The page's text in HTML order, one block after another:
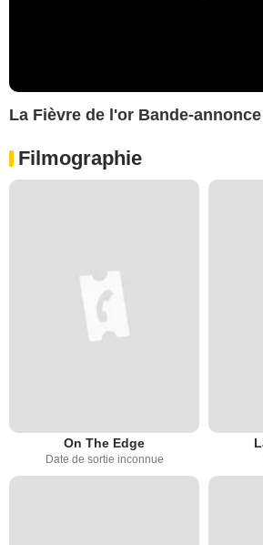
La Fièvre de l'or Bande-
Filmographie
On The Edge
Date de sortie inconnue